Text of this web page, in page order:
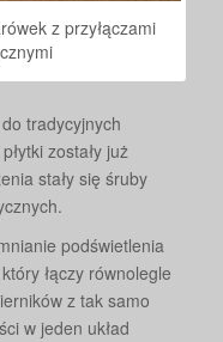
z przyłączami
tradycyjnych
zostały już
stały się śruby
podświetlenia
łączy równolegle
z tak samo
w jeden układ